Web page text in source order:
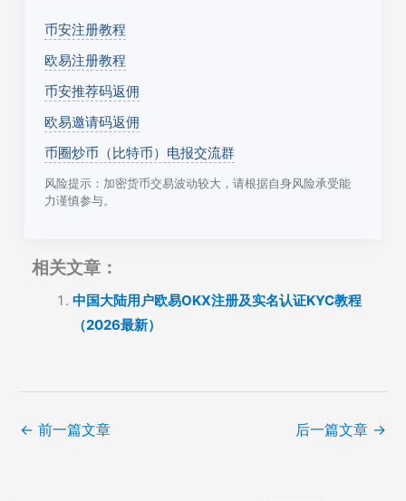
币安注册教程
欧易注册教程
币安推荐码返佣
欧易邀请码返佣
币圈炒币（比特币）电报交流群
风险提示：加密货币交易波动较大，请根据自身风险承受能
力谨慎参与。
相关文章：
中国大陆用户欧易OKX注册及实名认证KYC教程
（2026最新）
← 前一篇文章 后一篇文章 →